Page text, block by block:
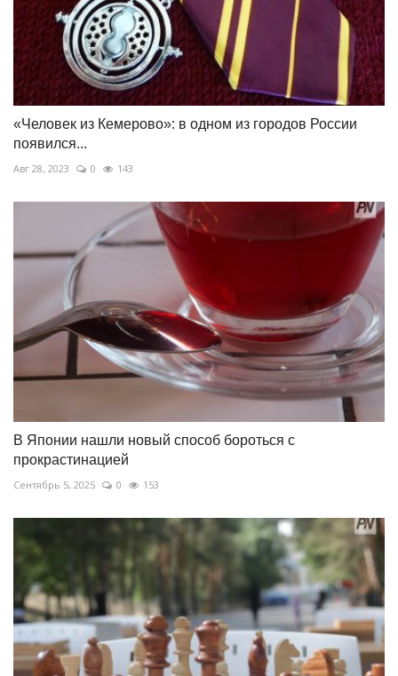
«Человек из Кемерово»: в одном из городов России
появился...
Авг 28, 2023 0 143
В Японии нашли новый способ бороться с
прокрастинацией
Сентябрь 5, 2025 0 153